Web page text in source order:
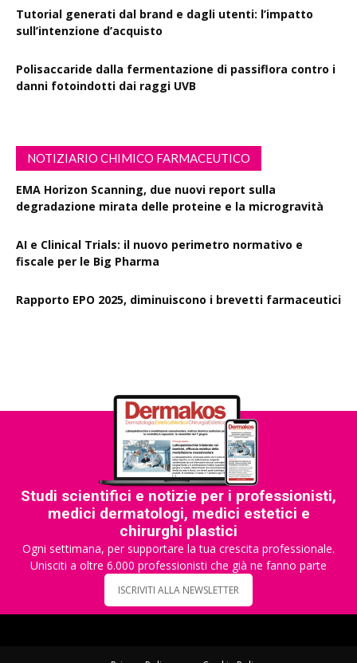
Tutorial generati dal brand e dagli utenti: l’impatto
sull’intenzione d’acquisto
Polisaccaride dalla fermentazione di passiflora contro i
danni fotoindotti dai raggi UVB
NOTIZIARIO CHIMICO FARMACEUTICO
EMA Horizon Scanning, due nuovi report sulla
degradazione mirata delle proteine e la microgravità
AI e Clinical Trials: il nuovo perimetro normativo e
fiscale per le Big Pharma
Rapporto EPO 2025, diminuiscono i brevetti farmaceutici
Studi scientifici e notizie per i professionisti,
medici dermatologi, medici estetici e
chirurghi plastici
Ogni settimana, per supportare la tua crescita professionale.
Unisciti a oltre 6.000 professionisti che già ne fanno parte
ISCRIVITI ALLA NEWSLETTER